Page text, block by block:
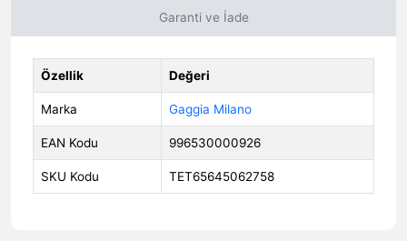
Garanti ve İade
Özellik Değeri
Marka Gaggia Milano
EAN Kodu 996530000926
SKU Kodu TET65645062758